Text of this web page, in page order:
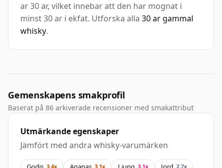
ar 30 ar, vilket innebar att den har mognat i
minst 30 ar i ekfat. Utforska alla 30 ar gammal
whisky.
Gemenskapens smakprofil
Baserat på 86 arkiverade recensioner med smakattribut
Utmärkande egenskaper
Jämfört med andra whisky-varumärken
3.4x 3.1x 3.1x 2.7x